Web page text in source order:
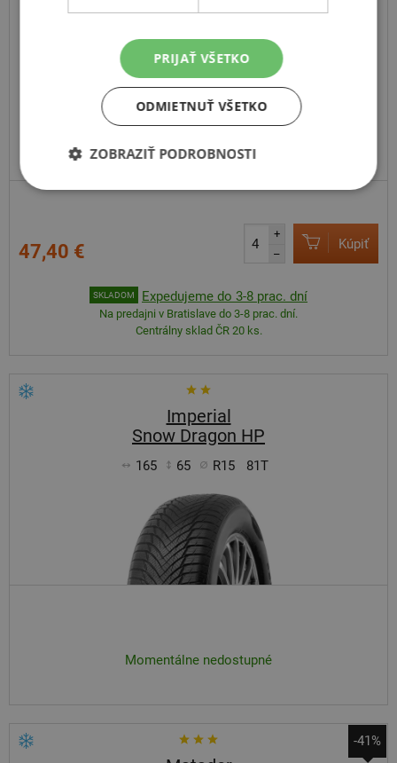
Tracmax
165 65 R15 81T
47,40 €
+
–
Kúpiť
SKLADOM Expedujeme do 3-8 prac. dní
Na predajni v Bratislave do 3-8 prac. dní.
Centrálny sklad ČR 20 ks.
Imperial
Snow Dragon HP
165 65 R15 81T
Momentálne nedostupné
-41%
PRIJAŤ VŠETKO
ODMIETNUŤ VŠETKO
ZOBRAZIŤ PODROBNOSTI